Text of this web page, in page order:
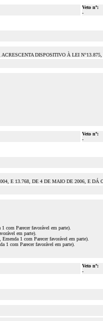
Veto nº:
-
DISPOSITIVO À LEI
Veto nº:
-
E 13.768, DE 4 DE MAIO DE 2006, E DÁ
com Parecer favorável em parte).
em parte).
1 com Parecer favorável em parte).
1 com Parecer favorável em parte).
Veto nº:
-